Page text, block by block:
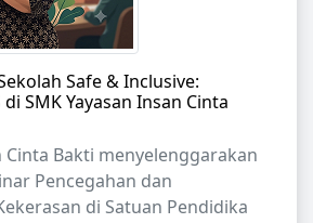
Safe & Inclusive:
di SMK Yayasan Insan Cinta
Cinta Bakti menyelenggarakan
Pencegahan dan
di Satuan Pendidika